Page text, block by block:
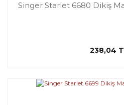
Singer Starlet 6680 Dikiş
238,04